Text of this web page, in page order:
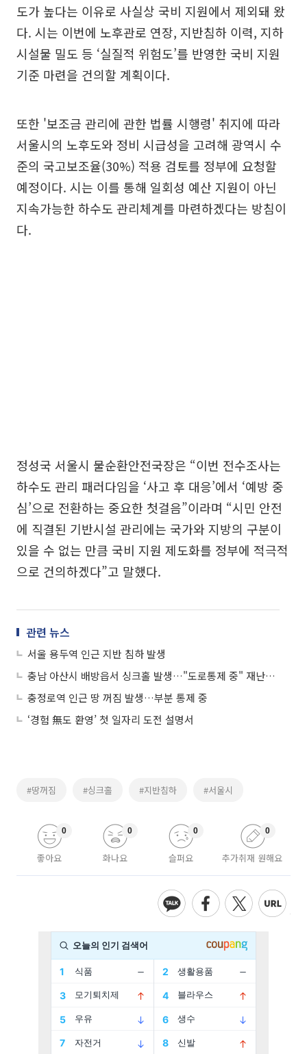
도가 높다는 이유로 사실상 국비 지원에서 제외돼 왔
다. 시는 이번에 노후관로 연장, 지반침하 이력, 지하
시설물 밀도 등 ‘실질적 위험도’를 반영한 국비 지원
기준 마련을 건의할 계획이다.
또한 '보조금 관리에 관한 법률 시행령' 취지에 따라
서울시의 노후도와 정비 시급성을 고려해 광역시 수
준의 국고보조율(30%) 적용 검토를 정부에 요청할
예정이다. 시는 이를 통해 일회성 예산 지원이 아닌
지속가능한 하수도 관리체계를 마련하겠다는 방침이
다.
정성국 서울시 물순환안전국장은 “이번 전수조사는
하수도 관리 패러다임을 ‘사고 후 대응’에서 ‘예방 중
심’으로 전환하는 중요한 첫걸음”이라며 “시민 안전
에 직결된 기반시설 관리에는 국가와 지방의 구분이
있을 수 없는 만큼 국비 지원 제도화를 정부에 적극적
으로 건의하겠다”고 말했다.
관련 뉴스
서울 용두역 인근 지반 침하 발생
충남 아산시 배방읍서 싱크홀 발생…"도로통제 중" 재난안전문자 발송
충정로역 인근 땅 꺼짐 발생…부분 통제 중
‘경험 無도 환영’ 첫 일자리 도전 설명서
#땅꺼짐 #싱크홀 #지반침하 #서울시
좋아요
0
화나요
0
슬퍼요
0
추가취재 원해요
0